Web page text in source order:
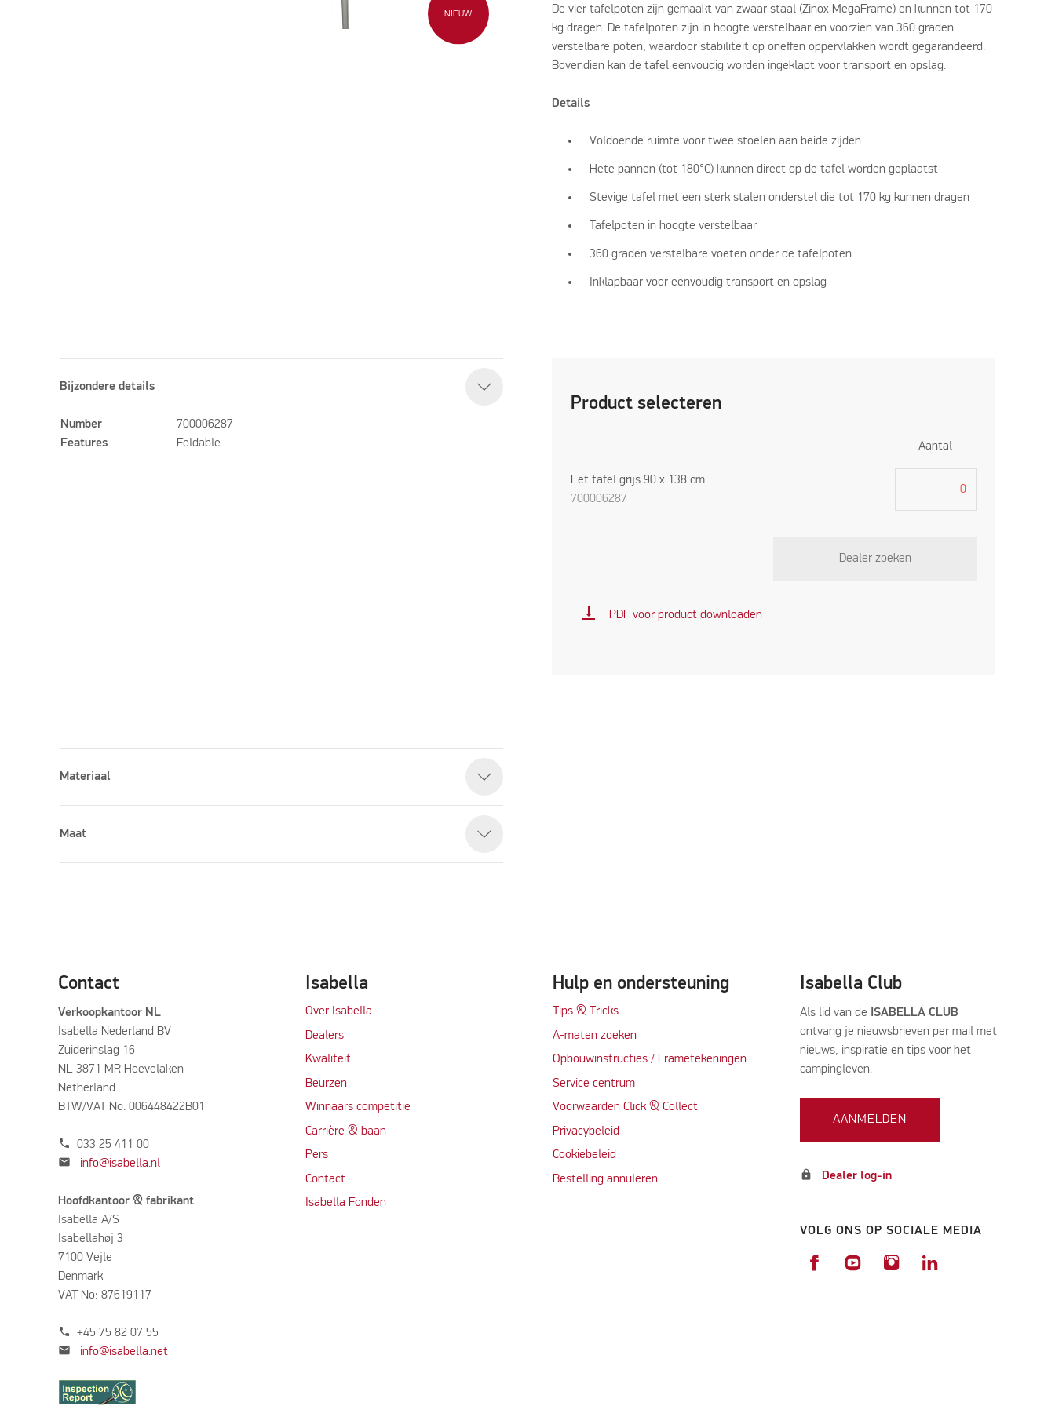
NIEUW
De vier tafelpoten zijn gemaakt van zwaar staal (Zinox MegaFrame) en kunnen tot 170
kg dragen. De tafelpoten zijn in hoogte verstelbaar en voorzien van 360 graden
verstelbare poten, waardoor stabiliteit op oneffen oppervlakken wordt gegarandeerd.
Bovendien kan de tafel eenvoudig worden ingeklapt voor transport en opslag.
Details
Voldoende ruimte voor twee stoelen aan beide zijden
Hete pannen (tot 180°C) kunnen direct op de tafel worden geplaatst
Stevige tafel met een sterk stalen onderstel die tot 170 kg kunnen dragen
Tafelpoten in hoogte verstelbaar
360 graden verstelbare voeten onder de tafelpoten
Inklapbaar voor eenvoudig transport en opslag
Product selecteren
Aantal
Eet tafel grijs 90 x 138 cm
700006287
Dealer zoeken
vertical_align_bottom PDF voor product downloaden
Bijzondere details
Number
700006287
Features
Foldable
Materiaal
Maat
Contact
Verkoopkantoor NL
Isabella Nederland BV
Zuiderinslag 16
NL-3871 MR Hoevelaken
Netherland
BTW/VAT No. 006448422B01
phone 033 25 411 00
mail info@isabella.nl
Hoofdkantoor & fabrikant
Isabella A/S
Isabellahøj 3
7100 Vejle
Denmark
VAT No: 87619117
phone +45 75 82 07 55
mail info@isabella.net
Isabella
Over Isabella
Dealers
Kwaliteit
Beurzen
Winnaars competitie
Carrière & baan
Pers
Contact
Isabella Fonden
Hulp en ondersteuning
Tips & Tricks
A-maten zoeken
Opbouwinstructies / Frametekeningen
Service centrum
Voorwaarden Click & Collect
Privacybeleid
Cookiebeleid
Bestelling annuleren
Isabella Club
Als lid van de ISABELLA CLUB
ontvang je nieuwsbrieven per mail met
nieuws, inspiratie en tips voor het
campingleven.
AANMELDEN
lock Dealer log-in
VOLG ONS OP SOCIALE MEDIA